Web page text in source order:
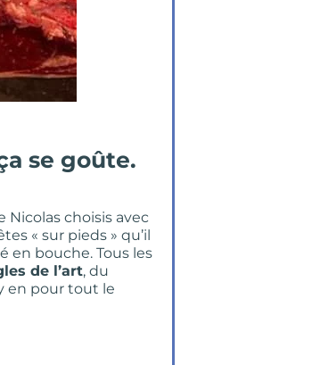
se goûte.
Nicolas choisis avec
« sur pieds » qu’il
en bouche. Tous les
de l’art, du
en pour tout le